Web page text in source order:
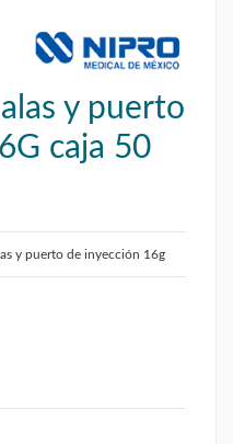
y puerto
caja 50
y puerto de inyección 16g